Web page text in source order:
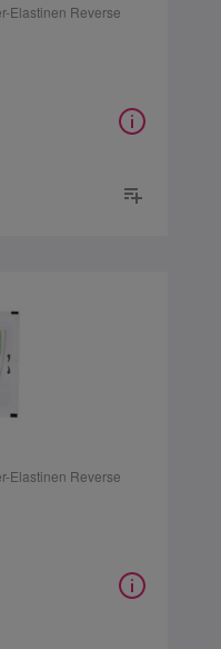
Elastinen Reverse
Elastinen Reverse